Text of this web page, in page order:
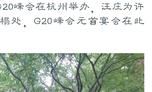
峰会在杭州举办，汪庄为许
处，G20峰会元首宴会在此